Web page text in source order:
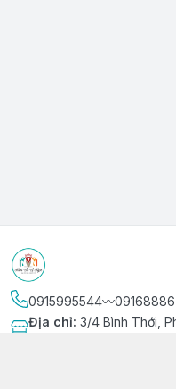
0915995544〰️
Địa chỉ: 3/4 Bình Thới,